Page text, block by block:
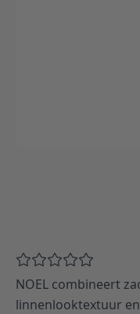
NOEL combineert
linnenlooktextuur